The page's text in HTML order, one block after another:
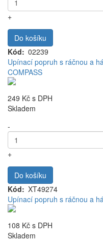
+
Do košíku
Kód
02239
Upínací popruh s ráčnou a
COMPASS
249 Kč s DPH
Skladem
-
+
Do košíku
Kód
XT49274
Upínací popruh s ráčnou a
108 Kč s DPH
Skladem